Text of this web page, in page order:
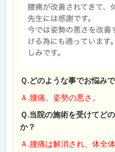
Ｑ.どのような事でお悩み
Ａ.腰痛。姿勢の悪さ。
Ｑ.当院の施術を受けてど
か？
Ａ.腰痛は解消され、体全